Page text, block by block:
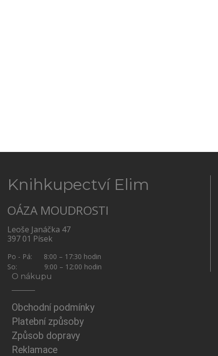
Knihkupectví Elim
OÁZA MOUDROSTI
Leoše Janáčka 47
397 01 Písek
Po - Pá: 8:00 – 17:30 hodin
So: 9:00 – 12:00 hodin
O nákupu
Obchodní podmínky
Platební způsoby
Způsob dopravy
Reklamace